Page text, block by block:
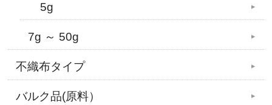
5g
7g ～ 50g
不織布タイプ
バルク品(原料）